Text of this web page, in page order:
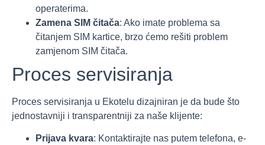
operaterima.
Zamena SIM čitača: Ako imate problema sa
čitanjem SIM kartice, brzo ćemo rešiti problem
zamjenom SIM čitača.
Proces servisiranja
Proces servisiranja u Ekotelu dizajniran je da bude što
jednostavniji i transparentniji za naše klijente:
Prijava kvara: Kontaktirajte nas putem telefona, e-